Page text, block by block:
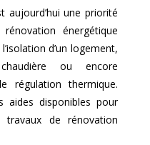
aujourd’hui une priorité
énergétique
d’un logement,
ou encore
régulation thermique.
aides disponibles pour
travaux de rénovation